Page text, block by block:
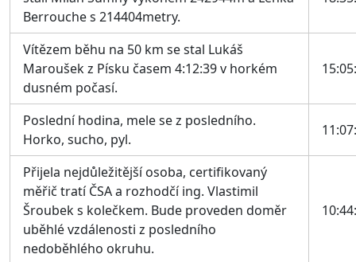
Berrouche s 214404metry.
Vítězem běhu na 50 km se stal Lukáš
Maroušek z Písku časem 4:12:39 v horkém
dusném počasí.
Poslední hodina, mele se z posledního.
Horko, sucho, pyl.
Přijela nejdůležitější osoba, certifikovaný
měřič tratí ČSA a rozhodčí ing. Vlastimil
Šroubek s kolečkem. Bude proveden doměr
uběhlé vzdálenosti z posledního
nedoběhlého okruhu.